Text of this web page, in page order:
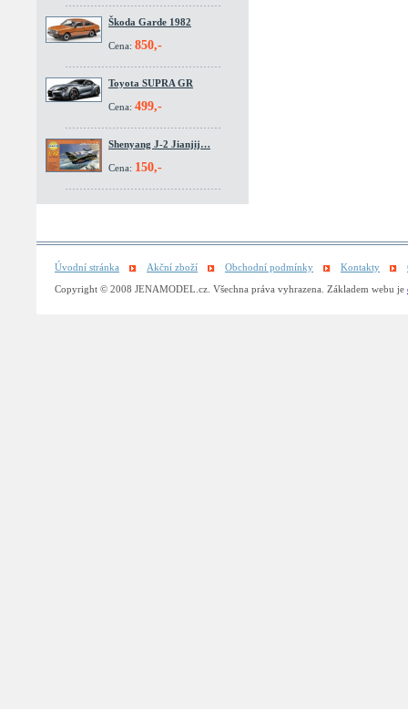
Škoda Garde 1982
Cena: 850,-
Toyota SUPRA GR
Cena: 499,-
Shenyang J-2 Jianjij…
Cena: 150,-
Úvodní stránka Akční zboží Obchodní podmínky Kontakty
Copyright © 2008 JENAMODEL.cz. Všechna práva vyhrazena. Základem webu je